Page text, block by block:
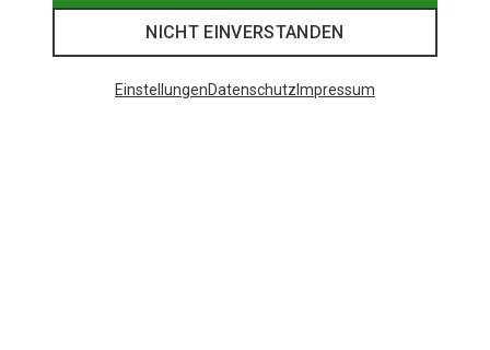
NICHT EINVERSTANDEN
EinstellungenDatenschutz Impressum